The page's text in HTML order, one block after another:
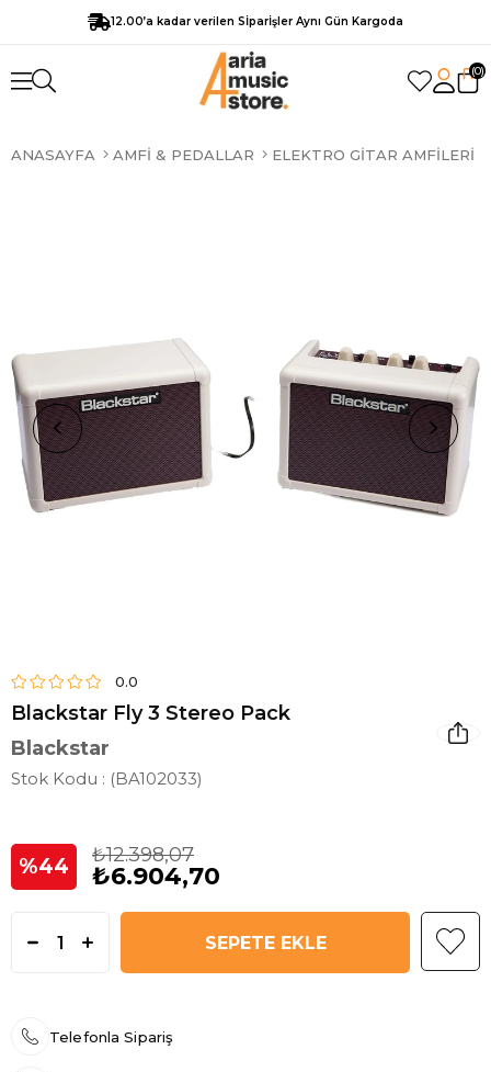
12.00’a kadar verilen Sİparİşler Aynı Gün Kargoda
0
ANASAYFA AMFI & PEDALLAR ELEKTRO GITAR AMFILERI
0.0
Blackstar Fly 3 Stereo Pack
Blackstar
Stok Kodu (BA102033)
44 ₺12.398,07
₺6.904,70
Telefonla Sipariş